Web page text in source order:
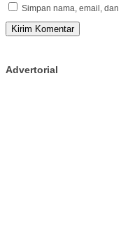
Simpan nama, email,
Advertorial